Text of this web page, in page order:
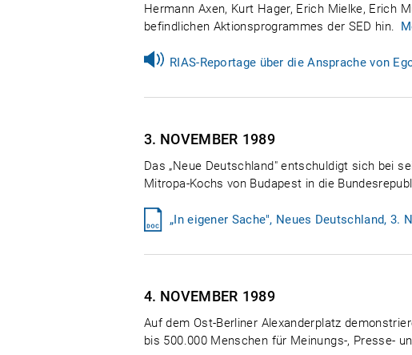
Hermann Axen, Kurt Hager, Erich Mielke, Erich
befindlichen Aktionsprogrammes der SED hin.
RIAS-Reportage über die Ansprache von
3. NOVEMBER 1989
Das „Neue Deutschland" entschuldigt sich bei
Mitropa-Kochs von Budapest in die
„In eigener Sache", Neues Deutschland, 3.
4. NOVEMBER 1989
Auf dem Ost-Berliner Alexanderplatz
bis 500.000 Menschen für Meinungs-, Presse-